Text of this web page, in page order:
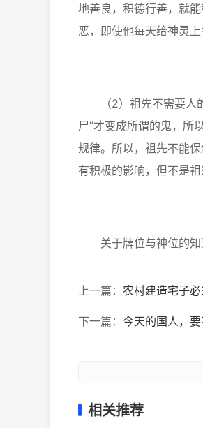
地善良，积德行善，就
恶，即使他每天给神灵
（2）祖先不需要人的
尸”才变成所谓的鬼，所
规律。所以，祖先不能
有积极的影响，但不是
关于牌位与神位的知
上一篇： 农村建造宅子
下一篇： 今天的国人，要
相关推荐